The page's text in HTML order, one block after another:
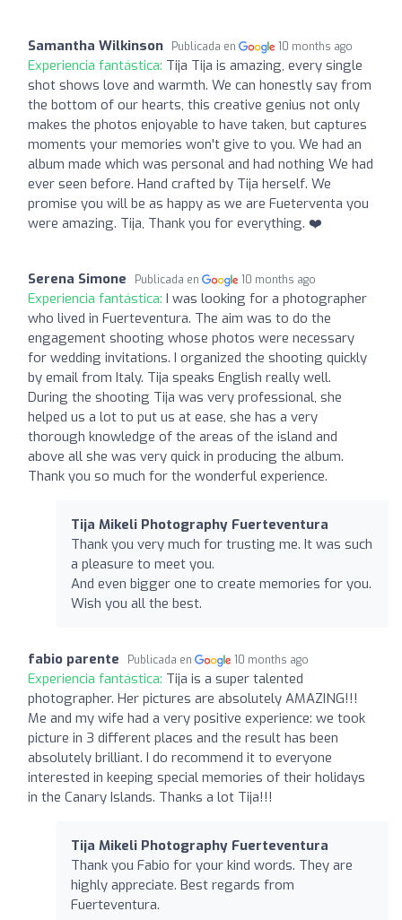
Samantha Wilkinson Publicada en 10 months ago
Experiencia fantástica: Tija Tija is amazing, every single
shot shows love and warmth. We can honestly say from
the bottom of our hearts, this creative genius not only
makes the photos enjoyable to have taken, but captures
moments your memories won't give to you. We had an
album made which was personal and had nothing We had
ever seen before. Hand crafted by Tija herself. We
promise you will be as happy as we are Fueterventa you
were amazing. Tija, Thank you for everything. ❤️
Serena Simone Publicada en 10 months ago
Experiencia fantástica: I was looking for a photographer
who lived in Fuerteventura. The aim was to do the
engagement shooting whose photos were necessary
for wedding invitations. I organized the shooting quickly
by email from Italy. Tija speaks English really well.
During the shooting Tija was very professional, she
helped us a lot to put us at ease, she has a very
thorough knowledge of the areas of the island and
above all she was very quick in producing the album.
Thank you so much for the wonderful experience.
Tija Mikeli Photography Fuerteventura
Thank you very much for trusting me. It was such
a pleasure to meet you.
And even bigger one to create memories for you.
Wish you all the best.
fabio parente Publicada en 10 months ago
Experiencia fantástica: Tija is a super talented
photographer. Her pictures are absolutely AMAZING!!!
Me and my wife had a very positive experience: we took
picture in 3 different places and the result has been
absolutely brilliant. I do recommend it to everyone
interested in keeping special memories of their holidays
in the Canary Islands. Thanks a lot Tija!!!
Tija Mikeli Photography Fuerteventura
Thank you Fabio for your kind words. They are
highly appreciate. Best regards from
Fuerteventura.